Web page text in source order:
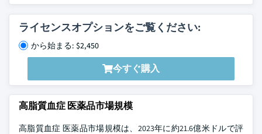
ライセンスオプションをご覧ください:
から始まる: $2,450
今すぐ購入
高脂質血症 医薬品市場規模
高脂質血症 医薬品市場規模は、2023年に約21.6億米ドルで評